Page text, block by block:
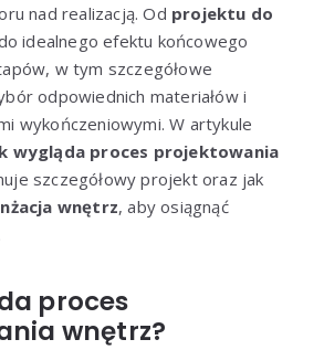
nad realizacją. Od projektu do
idealnego efektu końcowego
w tym szczegółowe
odpowiednich materiałów i
wykończeniowymi. W artykule
wygląda proces projektowania
szczegółowy projekt oraz jak
wnętrz, aby osiągnąć
proces
wnętrz?